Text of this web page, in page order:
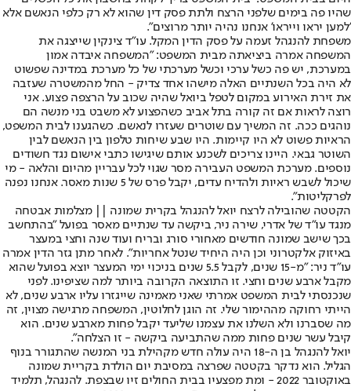
שהיו פה בימים שלפני הרצח ולתת פסק דין שהוא לא רק כלפי הנאשם אלא
'למען יראו וייראו' אנחנו נהיה יותר מרוצים".
משפחת להנגהל זעמה על פסק הדין המקל. עו"ד צינקין שייצגה את
המשפחה אמרה ביציאתה מבית המשפט: "המשפחה איבדה אמון
במערכת, יש פה כשל ערכי וכשל מערכתי של כל מערכת במדינה שפשוט
לא היה בכל השנתיים האלה מישהו אחד צדיק - החל מהמשטרה שעזבה
את זירת האירוע במקום לטפל ביואל שהיה שכוב על הרצפה פצוע. אני
רוצה לראות אם זה קורה בתל אביב כשהפצוע לא משבט בני מנשה הם
נוהגים ככה. זה המשיך עם שוטרים שעזרו לנאשם. כשהגענו לבית המשפט,
הראיות פשוט לא היו קיימות. היו שבע שיחות טלפון בין הנאשם לבין
השוטר גבאי. היינו צריכים לשכנע אותם שיגישו כתבי אישום נגד חשודים
נוספים. מערכת המשפט העבירה מסר שגוי לכל עבריין מהיום והלאה - מי
שיכול לשבש ראיות ולהדיח עדים, יקבל פרס של 5 שנות מאסר. אנחנו נפנה
לפרקליטות".
הקטטה שהובילה לרצח יואל להנגהל בקרית שמונה || מצלמות אבטחה
מנגד עו״ד של אדרי, שירה ניר, ביקשה עד שנתיים מאסר בפועל ״בהתחשב
בכך שישב שמונה חודשים מאחורי סורג ובריח ועוד שנה וחצי במעצר
באיזוק אלקטרוני וכן היה היחיד שנטל אחריות״. לאחר מתן גזר הדין אמרה
עו"ד ניר: "מ-15 שנים, לקבל 5.5 שנים בניכוי ימי המעצר יוצא בפועל שהוא
מקבל ארבע שנים וחצי. זו התוצאה הקרובה ביותר למה שציפינו. לפני
שנכנסתי לבית המשפט אמרתי שאני מאמינה שייגזרו עליו ארבע שנים, לא
הייתי רחוקה מההימור שלי. זה הוגן לחלוטין, המשפחה מרגישה מצוין, זה
מה שסברנו ולא השלנו את עצמנו שליעד יקבל פחות מארבע שנים. הוא
קיבל עשר שנים פחות ממה שהתביעה ביקשה - זו הצלחה".
יואל להנגהל בן ה-18 היה עולה חדש מקהילת בני המנשה שהתגורר בנוף
הגליל. הוא נדקר בקטטה שפרצה במסיבת יום הולדת בקריית שמונה
באוקטובר 2022 - ומת מפצעיו בבית החולים זיו שבצפת. להנגהל, תלמיד